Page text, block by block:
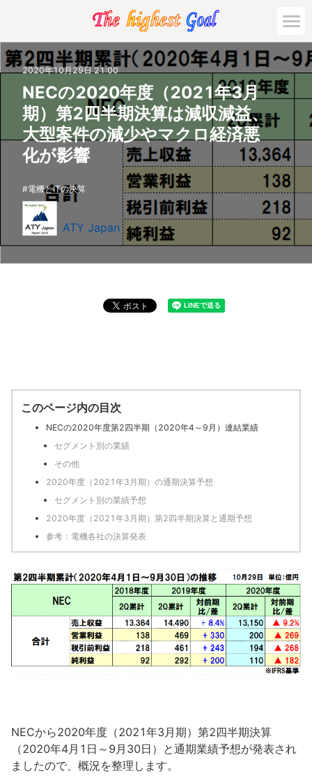
2020年10月29日 21:00
NECの2020年度（2021年3月
期）第2四半期決算は減収減益、
大型案件の減少やマクロ経済悪
化が影響
電機とITの決算
ATY Japan
このページ内の目次
NECの2020年度第2四半期（2020年4～9月）連結業績
セグメント別の業績
その他
2020年度（2021年3月期）の通期決算予想
セグメント別の業績予想
2020年度（2021年3月期）第2四半期決算と通期予想
参考：電機各社の決算発表
NECから2020年度（2021年3月期）第2四半期決算
（2020年4月1日～9月30日）と通期業績予想が発表され
ましたので、概況を整理します。